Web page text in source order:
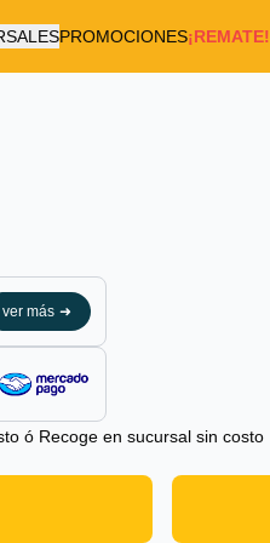
PROMOCIONES¡REMATE!
ver más ➜
ó Recoge en sucursal sin costo